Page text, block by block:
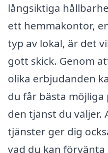
långsiktiga
ett hemmakontor,
typ av lokal, är det
gott skick. Genom
olika erbjudanden
du får bästa möjliga
den tjänst du väljer.
tjänster ger dig
vad du kan förvänta